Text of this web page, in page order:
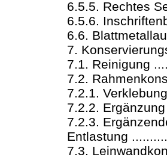
6.5.5. Rechtes
6.5.6.
6.6.
7.
7.1. Reinigung
7.2.
7.2.1.
7.2.2.
7.2.3.
Entlastung
7.3.